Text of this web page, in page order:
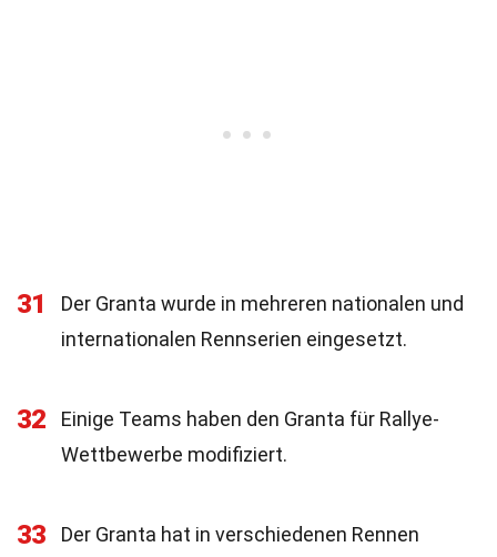
31
Der Granta wurde in mehreren nationalen und
internationalen Rennserien eingesetzt.
32
Einige Teams haben den Granta für Rallye-
Wettbewerbe modifiziert.
33
Der Granta hat in verschiedenen Rennen